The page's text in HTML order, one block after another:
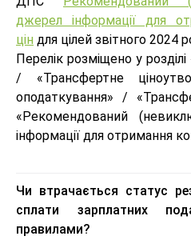
джерел інформації для
цін для цілей звітного 2024
Перелік розміщено у
/ «Трансфертне
оподаткування» /
«Рекомендований
інформації для отримання
Чи втрачається статус
сплати зарплатних
правилами?